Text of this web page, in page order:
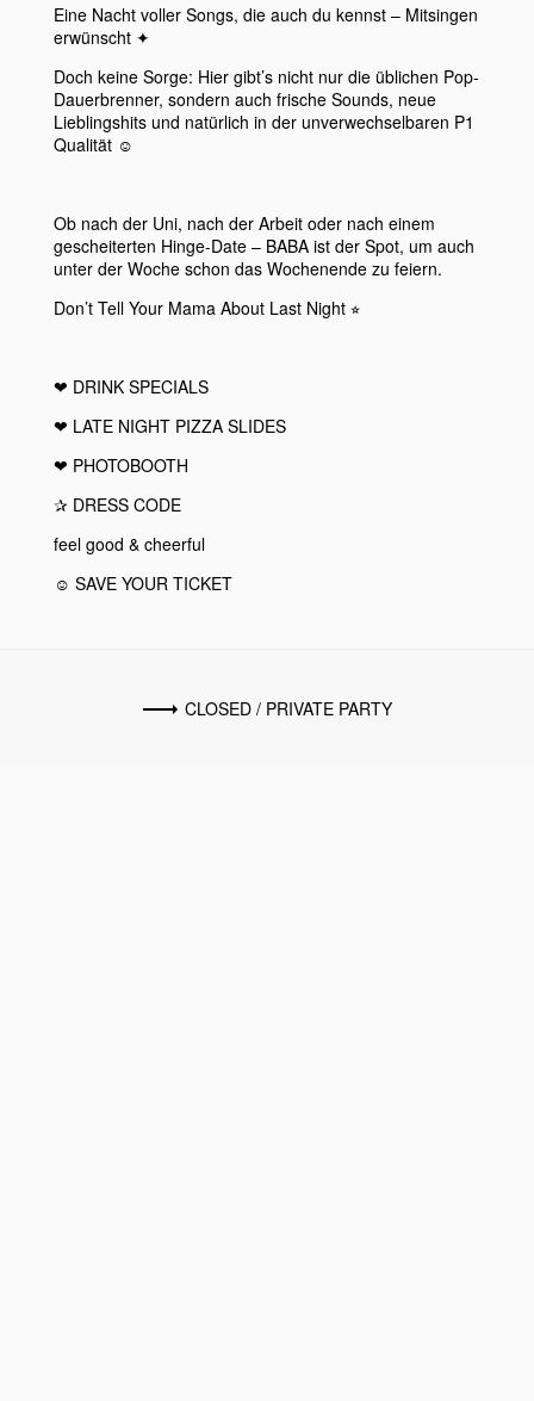
Eine Nacht voller Songs, die auch du kennst – Mitsingen
erwünscht ✦
Doch keine Sorge: Hier gibt’s nicht nur die üblichen Pop-
Dauerbrenner, sondern auch frische Sounds, neue
Lieblingshits und natürlich in der unverwechselbaren P1
Qualität ☺︎
Ob nach der Uni, nach der Arbeit oder nach einem
gescheiterten Hinge-Date – BABA ist der Spot, um auch
unter der Woche schon das Wochenende zu feiern.
Don’t Tell Your Mama About Last Night ⭐︎
❤︎ DRINK SPECIALS
❤︎ LATE NIGHT PIZZA SLIDES
❤︎ PHOTOBOOTH
✰ DRESS CODE
feel good & cheerful
☺ SAVE YOUR TICKET
CLOSED / PRIVATE PARTY